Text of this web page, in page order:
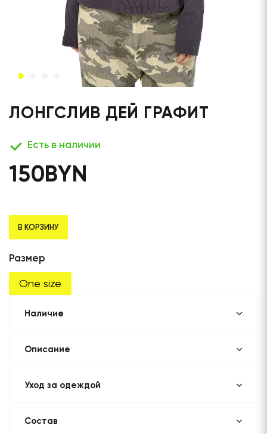
ЛОНГСЛИВ ДЕЙ ГРАФИТ
Есть в наличии
150BYN
В КОРЗИНУ
Размер
One size
Наличие
Описание
Уход за одеждой
Состав